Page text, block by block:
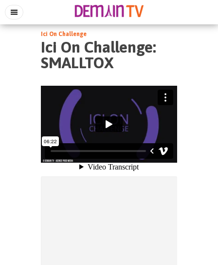
Ici On Challenge
Ici On Challenge:
SMALLTOX